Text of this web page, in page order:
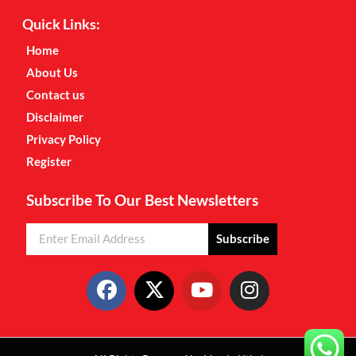
Quick Links:
Home
About Us
Contact us
Disclaimer
Privacy Policy
Register
Subscribe To Our Best Newsletters
Subscribe